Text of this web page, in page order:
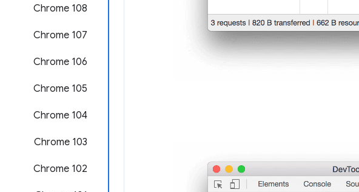
Chrome 108
Chrome 107
Chrome 106
Chrome 105
‫Chrome 104
Chrome 103
Chrome 102